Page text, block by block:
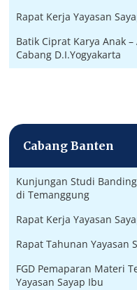
Rapat Kerja Yayasan
Batik Ciprat Karya Anak
Cabang D.I.Yogyakarta
Cabang Banten
Kunjungan Studi
di Temanggung
Rapat Kerja Yayasan
Rapat Tahunan Yayasan
FGD Pemaparan Materi
Yayasan Sayap Ibu